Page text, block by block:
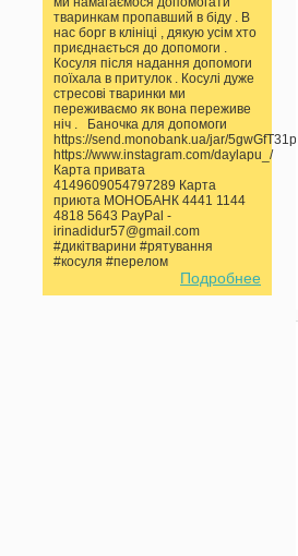
тваринкам пропавший в біду . В
нас борг в клініці , дякую усім хто
приєднається до допомоги .
Косуля після надання допомоги
поїхала в притулок . Косулі дуже
стресові тваринки ми
переживаємо як вона переживе
ніч . Баночка для допомоги
https://send.monobank.ua/jar/5gwGfT31pp
https://www.instagram.com/daylapu_/
Карта привата
4149609054797289 Карта
приюта МОНОБАНК 4441 1144
4818 5643 PayPal -
irinadidur57@gmail.com
#дикітварини #рятування
#косуля #перелом
Подробнее